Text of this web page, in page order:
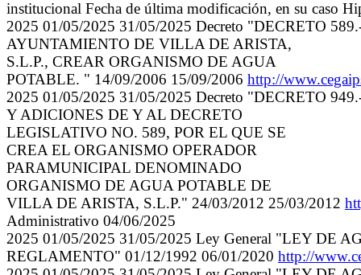
institucional Fecha de última modificación, en su caso
2025 01/05/2025 31/05/2025 Decreto "DECRETO
AYUNTAMIENTO DE VILLA DE ARISTA,
S.L.P., CREAR ORGANISMO DE AGUA
POTABLE. " 14/09/2006 15/09/2006 http://
2025 01/05/2025 31/05/2025 Decreto "DECRETO
Y ADICIONES DE Y AL DECRETO
LEGISLATIVO NO. 589, POR EL QUE SE
CREA EL ORGANISMO OPERADOR
PARAMUNICIPAL DENOMINADO
ORGANISMO DE AGUA POTABLE DE
VILLA DE ARISTA, S.L.P." 24/03/2012 25/03/2012
Administrativo 04/06/2025
2025 01/05/2025 31/05/2025 Ley General "LEY DE
REGLAMENTO" 01/12/1992 06/01/2020 http://